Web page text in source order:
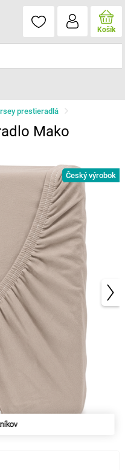
Košík
prestieradlá
Mako
Český výrobok